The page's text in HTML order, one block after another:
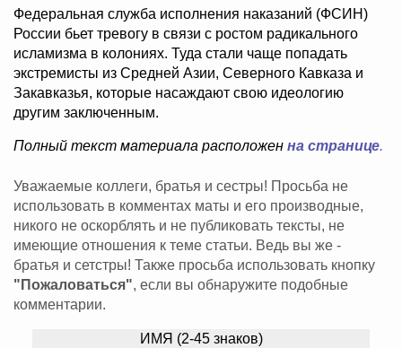
Федеральная служба исполнения наказаний (ФСИН)
России бьет тревогу в связи с ростом радикального
исламизма в колониях. Туда стали чаще попадать
экстремисты из Средней Азии, Северного Кавказа и
Закавказья, которые насаждают свою идеологию
другим заключенным.
Полный текст материала расположен на странице.
Уважаемые коллеги, братья и сестры! Просьба не
использовать в комментах маты и его производные,
никого не оскорблять и не публиковать тексты, не
имеющие отношения к теме статьи. Ведь вы же -
братья и сетстры! Также просьба использовать кнопку
"Пожаловаться", если вы обнаружите подобные
комментарии.
ИМЯ (2-45 знаков)